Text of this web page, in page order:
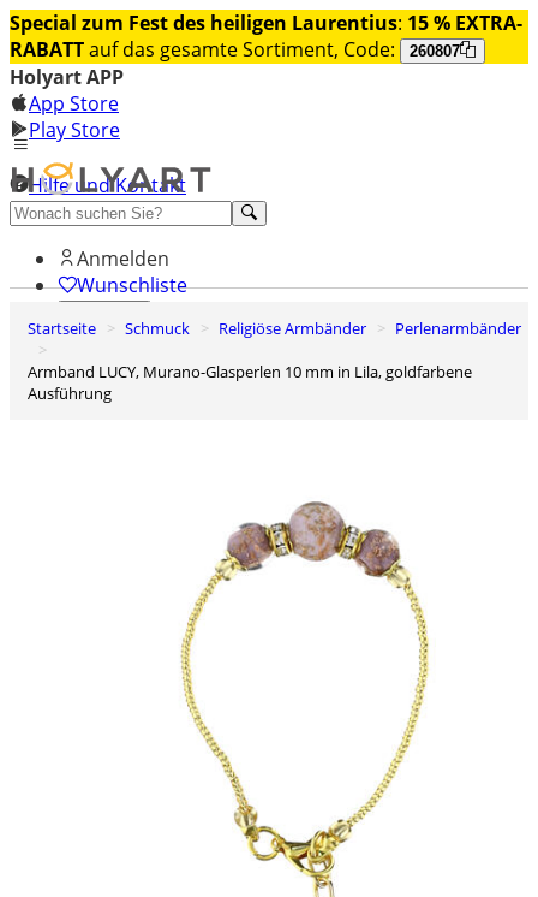
Special zum Fest des heiligen Laurentius: 15 % EXTRA-
RABATTauf das gesamte Sortiment, Code: 260807
Holyart APP
App Store
Play Store
Hilfe und Kontakt
Entdecken Sie Premium
Anmelden
Wunschliste
0
Startseite Schmuck Religiöse Armbänder
Perlenarmbänder
Armband LUCY, Murano-Glasperlen 10 mm in Lila, goldfarbene
Ausführung